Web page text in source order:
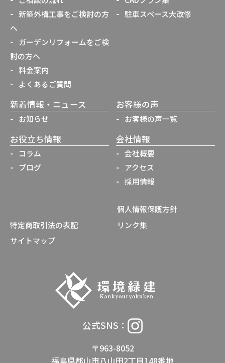
公式SNS：
〒963-8052
個人情報保護方針
特定商取引法の表記
リンク集
サイトマップ
新築外構工事をご検討の方
へ
ガーデンリフォームをご検
討の方へ
料金案内
よくあるご質問
駐車スペース大改修
新着情報・ニュース
お知らせ
お客様の声
お客様の声一覧
お役立ち情報
コラム
ブログ
会社情報
会社概要
アクセス
採用情報